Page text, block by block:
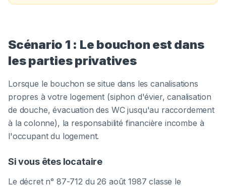
Scénario 1 : Le bouchon est dans
les parties privatives
Lorsque le bouchon se situe dans les canalisations
propres à votre logement (siphon d'évier, canalisation
de douche, évacuation des WC jusqu'au raccordement
à la colonne), la responsabilité financière incombe à
l'occupant du logement.
Si vous êtes locataire
Le décret n° 87-712 du 26 août 1987 classe le